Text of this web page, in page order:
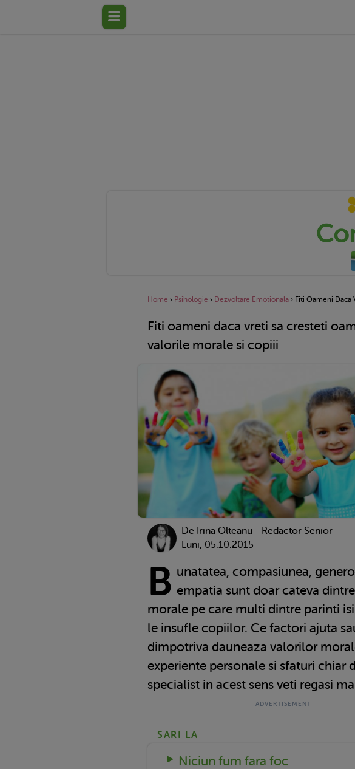
Home › Psihologie › Dezvoltare Emotionala › Fiti Oameni Daca
Fiti oameni daca vreti sa cresteti
valorile morale si copiii
De Irina Olteanu - Redactor Senior
Luni, 05.10.2015
B unatatea, compasiunea,
empatia sunt doar cateva
morale pe care multi dintre parinti
le insufle copiilor. Ce factori ajuta
dimpotriva dauneaza valorilor
experiente personale si sfaturi chiar
specialist in acest sens veti regasi
SARI LA
Niciun fum fara foc